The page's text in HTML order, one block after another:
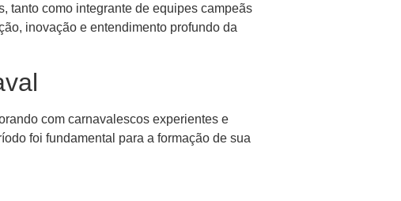
tanto como integrante de equipes campeãs
inovação e entendimento profundo da
com carnavalescos experientes e
foi fundamental para a formação de sua